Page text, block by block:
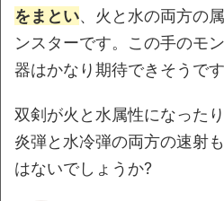
をまとい、火と水の両方の
ンスターです。この手のモ
器はかなり期待できそうです
双剣が火と水属性になった
炎弾と水冷弾の両方の速射
はないでしょうか?